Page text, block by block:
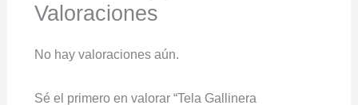
Valoraciones
No hay valoraciones aún.
Sé el primero en valorar “Tela Gallinera